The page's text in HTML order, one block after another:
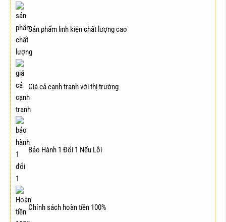
Sản phẩm linh kiện chất lượng cao
Giá cả cạnh tranh với thị trường
Bảo Hành 1 Đổi 1 Nếu Lỗi
Chính sách hoàn tiền 100%